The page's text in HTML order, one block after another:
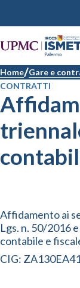
Home Gare e
CONTRATTI
Affidamento ai
Lgs. n. 50/2016
contabile e
CIG: